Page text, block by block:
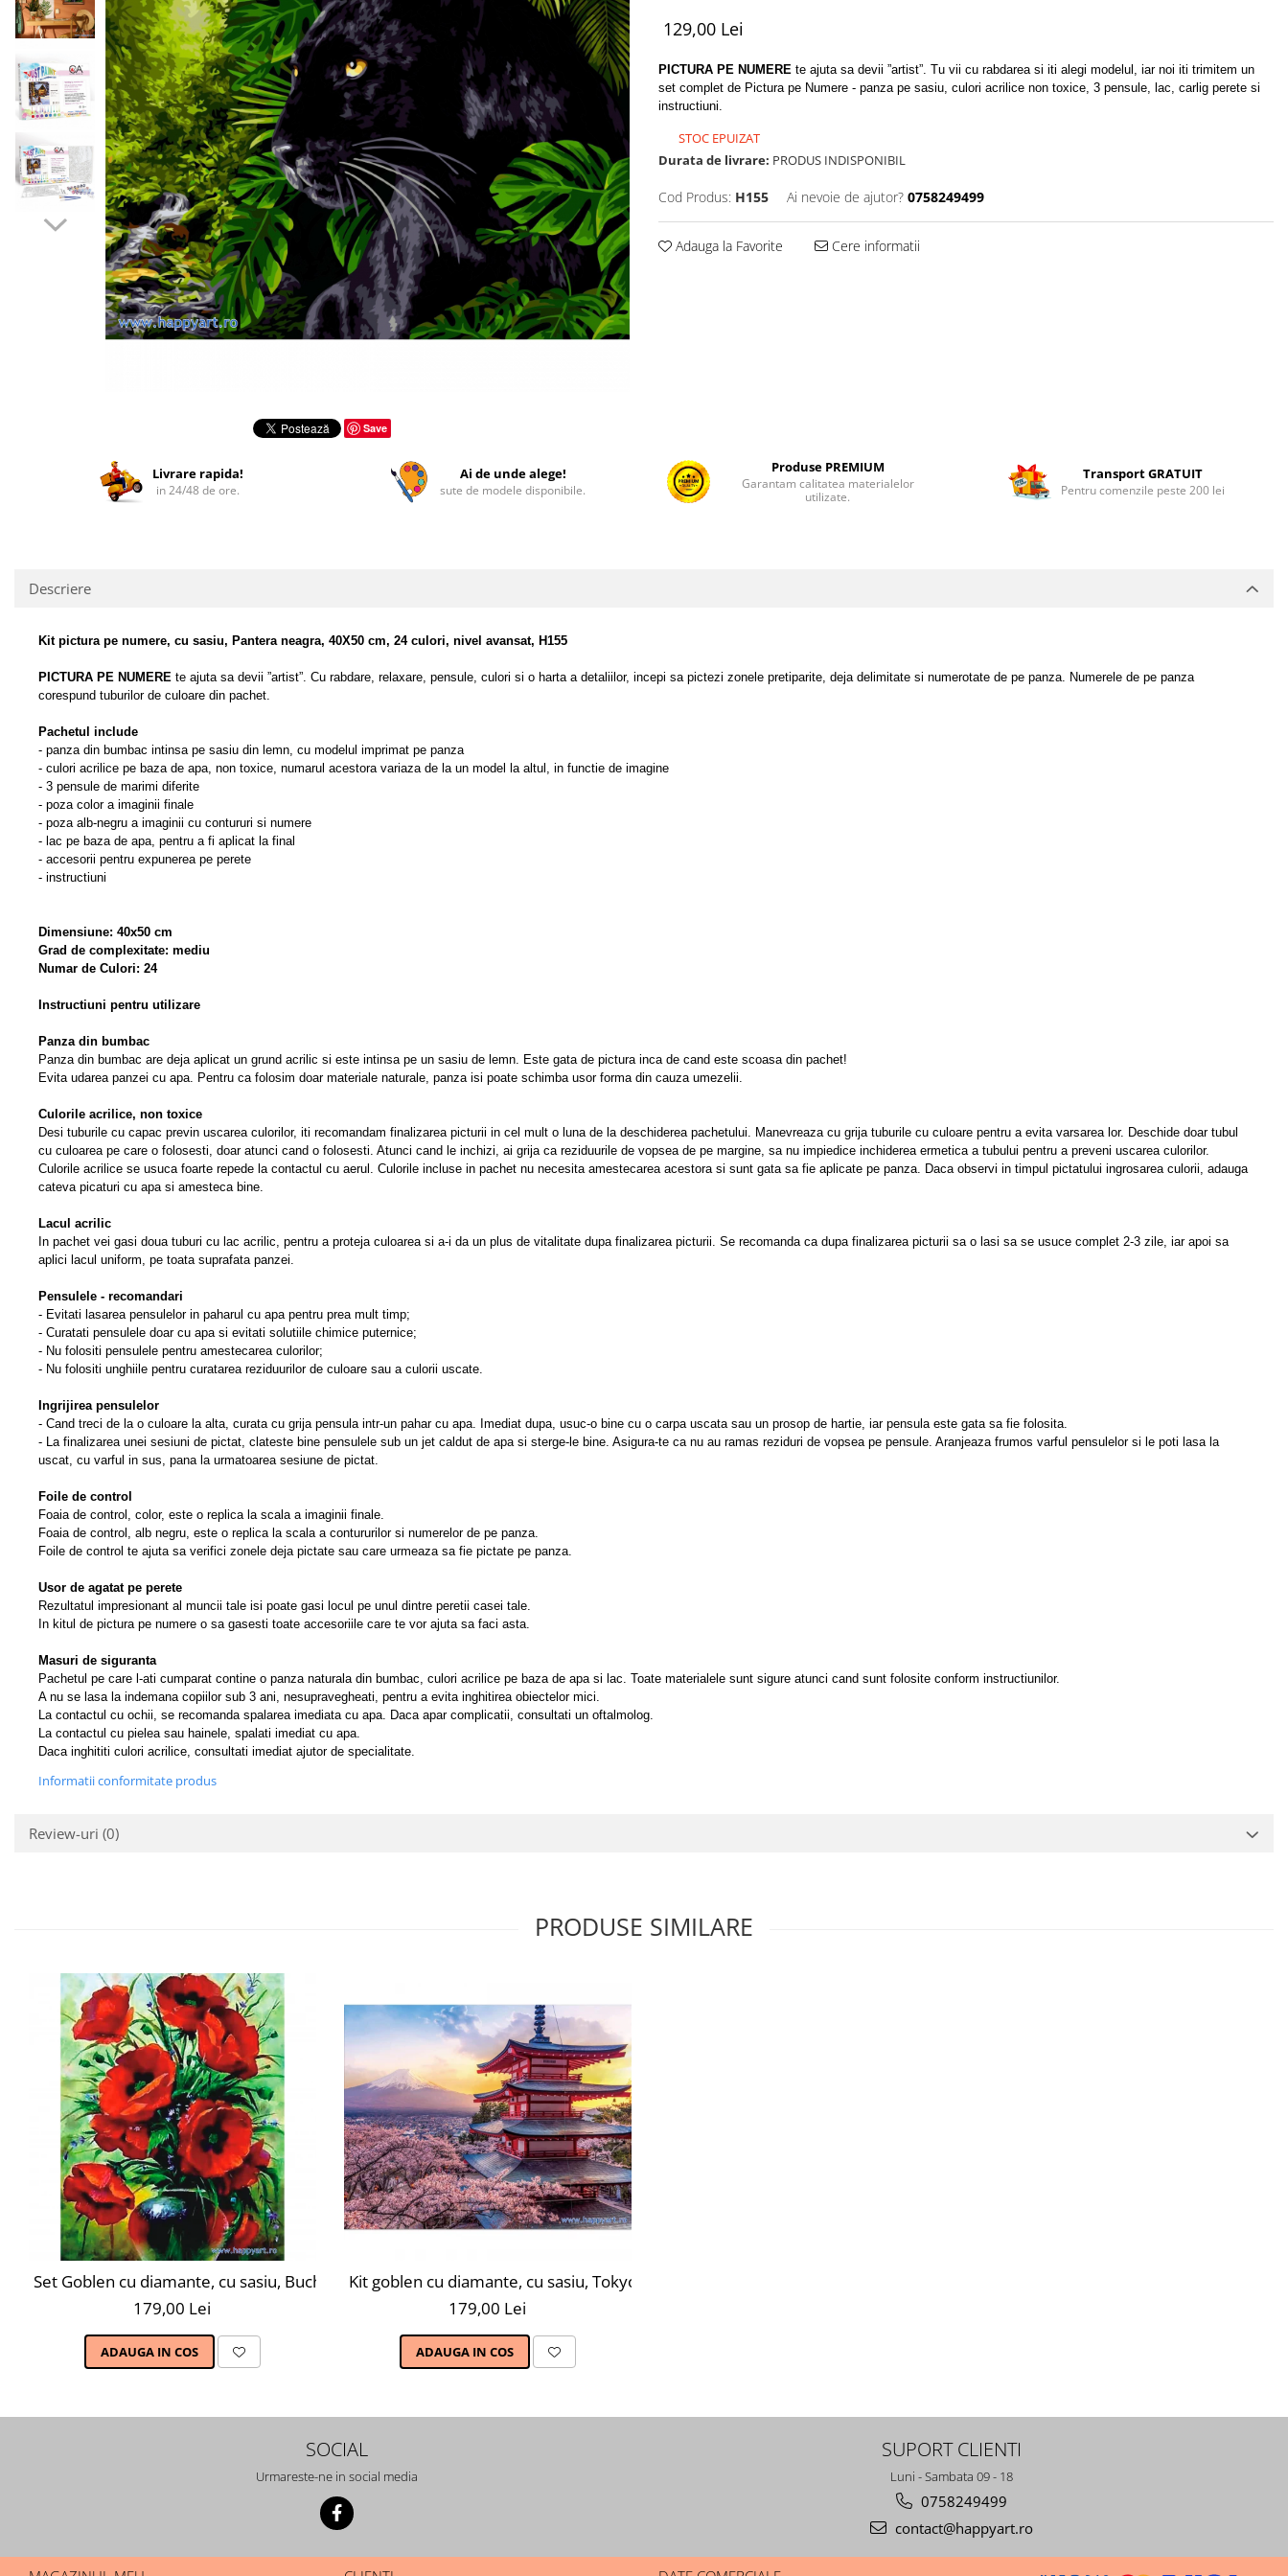
pe
Facebook
Save
129,00 Lei
PICTURA PE NUMERE te ajuta sa devii ”artist”. Tu vii cu rabdarea si iti alegi modelul, iar noi iti trimitem un
set complet de Pictura pe Numere - panza pe sasiu, culori acrilice non toxice, 3 pensule, lac, carlig perete si
instructiuni.
STOC EPUIZAT
Durata de livrare: PRODUS INDISPONIBIL
Cod Produs: H155 Ai nevoie de ajutor? 0758249499
Adauga la Favorite Cere informatii
Livrare rapida!
in 24/48 de ore.
Ai de unde alege!
sute de modele disponibile.
Produse PREMIUM
Garantam calitatea materialelor
utilizate.
Transport GRATUIT
Pentru comenzile peste 200 lei
Descriere
Kit pictura pe numere, cu sasiu, Pantera neagra, 40X50 cm, 24 culori, nivel avansat, H155
PICTURA PE NUMERE te ajuta sa devii ”artist”. Cu rabdare, relaxare, pensule, culori si o harta a detaliilor, incepi sa pictezi zonele pretiparite, deja delimitate si numerotate de pe panza. Numerele de pe panza
corespund tuburilor de culoare din pachet.
Pachetul include
- panza din bumbac intinsa pe sasiu din lemn, cu modelul imprimat pe panza
- culori acrilice pe baza de apa, non toxice, numarul acestora variaza de la un model la altul, in functie de imagine
- 3 pensule de marimi diferite
- poza color a imaginii finale
- poza alb-negru a imaginii cu contururi si numere
- lac pe baza de apa, pentru a fi aplicat la final
- accesorii pentru expunerea pe perete
- instructiuni
Dimensiune: 40x50 cm
Grad de complexitate: mediu
Numar de Culori: 24
Instructiuni pentru utilizare
Panza din bumbac
Panza din bumbac are deja aplicat un grund acrilic si este intinsa pe un sasiu de lemn. Este gata de pictura inca de cand este scoasa din pachet!
Evita udarea panzei cu apa. Pentru ca folosim doar materiale naturale, panza isi poate schimba usor forma din cauza umezelii.
Culorile acrilice, non toxice
Desi tuburile cu capac previn uscarea culorilor, iti recomandam finalizarea picturii in cel mult o luna de la deschiderea pachetului. Manevreaza cu grija tuburile cu culoare pentru a evita varsarea lor. Deschide doar tubul
cu culoarea pe care o folosesti, doar atunci cand o folosesti. Atunci cand le inchizi, ai grija ca reziduurile de vopsea de pe margine, sa nu impiedice inchiderea ermetica a tubului pentru a preveni uscarea culorilor.
Culorile acrilice se usuca foarte repede la contactul cu aerul. Culorile incluse in pachet nu necesita amestecarea acestora si sunt gata sa fie aplicate pe panza. Daca observi in timpul pictatului ingrosarea culorii, adauga
cateva picaturi cu apa si amesteca bine.
Lacul acrilic
In pachet vei gasi doua tuburi cu lac acrilic, pentru a proteja culoarea si a-i da un plus de vitalitate dupa finalizarea picturii. Se recomanda ca dupa finalizarea picturii sa o lasi sa se usuce complet 2-3 zile, iar apoi sa
aplici lacul uniform, pe toata suprafata panzei.
Pensulele - recomandari
- Evitati lasarea pensulelor in paharul cu apa pentru prea mult timp;
- Curatati pensulele doar cu apa si evitati solutiile chimice puternice;
- Nu folositi pensulele pentru amestecarea culorilor;
- Nu folositi unghiile pentru curatarea reziduurilor de culoare sau a culorii uscate.
Ingrijirea pensulelor
- Cand treci de la o culoare la alta, curata cu grija pensula intr-un pahar cu apa. Imediat dupa, usuc-o bine cu o carpa uscata sau un prosop de hartie, iar pensula este gata sa fie folosita.
- La finalizarea unei sesiuni de pictat, clateste bine pensulele sub un jet caldut de apa si sterge-le bine. Asigura-te ca nu au ramas reziduri de vopsea pe pensule. Aranjeaza frumos varful pensulelor si le poti lasa la
uscat, cu varful in sus, pana la urmatoarea sesiune de pictat.
Foile de control
Foaia de control, color, este o replica la scala a imaginii finale.
Foaia de control, alb negru, este o replica la scala a contururilor si numerelor de pe panza.
Foile de control te ajuta sa verifici zonele deja pictate sau care urmeaza sa fie pictate pe panza.
Usor de agatat pe perete
Rezultatul impresionant al muncii tale isi poate gasi locul pe unul dintre peretii casei tale.
In kitul de pictura pe numere o sa gasesti toate accesoriile care te vor ajuta sa faci asta.
Masuri de siguranta
Pachetul pe care l-ati cumparat contine o panza naturala din bumbac, culori acrilice pe baza de apa si lac. Toate materialele sunt sigure atunci cand sunt folosite conform instructiunilor.
A nu se lasa la indemana copiilor sub 3 ani, nesupravegheati, pentru a evita inghitirea obiectelor mici.
La contactul cu ochii, se recomanda spalarea imediata cu apa. Daca apar complicatii, consultati un oftalmolog.
La contactul cu pielea sau hainele, spalati imediat cu apa.
Daca inghititi culori acrilice, consultati imediat ajutor de specialitate.
Informatii conformitate produs
Review-uri (0)
PRODUSE SIMILARE
Set Goblen cu diamante, cu sasiu, Buchet de Maci, 40x50 cm, 27 culori
179,00 Lei
ADAUGA IN COS
Kit goblen cu diamante, cu sasiu, Tokyo pagoda, 40X50 cm, diamante rotunde, 40 culori, nivel avansat, LG201
179,00 Lei
ADAUGA IN COS
SOCIAL
Urmareste-ne in social media
SUPORT CLIENTI
Luni - Sambata 09 - 18
0758249499
contact@happyart.ro